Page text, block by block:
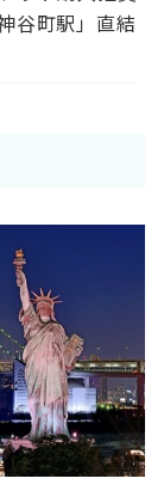
谷町駅」直結